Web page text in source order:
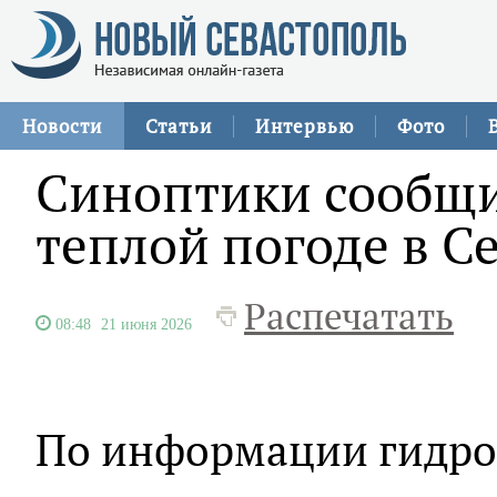
Новости Статьи Интервью Фото
Синоптики
теплой погоде в
08:48 21 июня 2026 Распечатать
По информации